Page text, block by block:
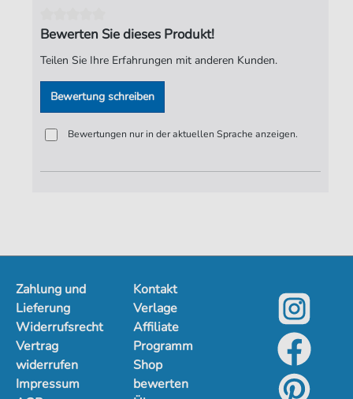
Bewerten Sie dieses Produkt!
Teilen Sie Ihre Erfahrungen mit anderen Kunden.
Bewertung schreiben
Bewertungen nur in der aktuellen Sprache anzeigen.
Zahlung und
Lieferung
Widerrufsrecht
Vertrag
widerrufen
Impressum
Kontakt
Verlage
Affiliate
Programm
Shop
bewerten